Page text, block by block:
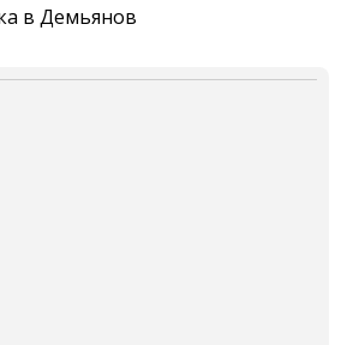
в Демьянов